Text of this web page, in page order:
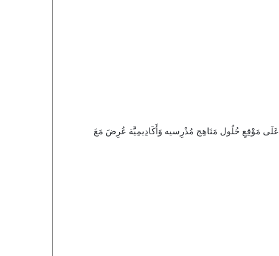
حَلّ كِتَاب التَّرْبِيَة الفَنِّيَّة لِلصَّفّ الْخَامِس الِابْتِدَائِيّ الْفَصْلِ الْأَوَّلِ حُلُول مَادَّة تَرْبِيَة فَنِيَّة خَامِس ابْتِدَائِي ف1 لِلْعَامّ الدِّرَاسَي 1446 عَلَى مَوْقِعِ حُلُول مَنَاهِج مُدْرِسيه وَأَكَادِيمِيَّة عُرِضَ مَعَ